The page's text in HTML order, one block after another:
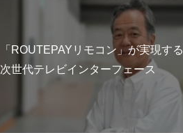
「ROUTEPAYリモコン」が実現する
次世代テレビインターフェース